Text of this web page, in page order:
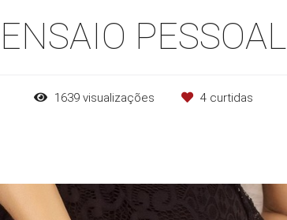
ENSAIO PESSOAL
1639 visualizações 4 curtidas